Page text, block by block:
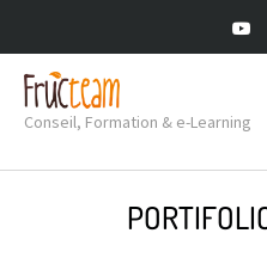
Conseil, Formation & e-Learning